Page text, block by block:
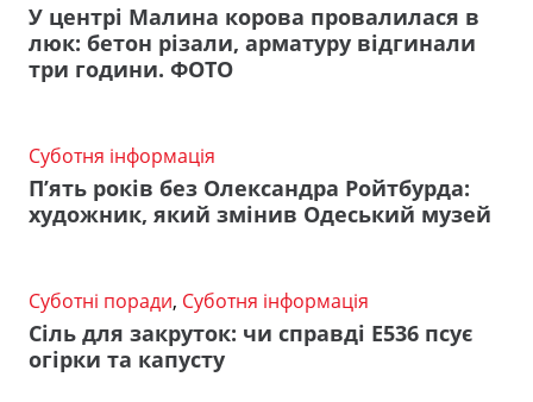
У центрі Малина корова провалилася в
люк: бетон різали, арматуру відгинали
три години. ФОТО
Суботня інформація
П’ять років без Олександра Ройтбурда:
художник, який змінив Одеський музей
Суботні поради, Суботня інформація
Сіль для закруток: чи справді Е536 псує
огірки та капусту